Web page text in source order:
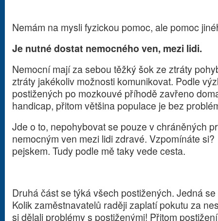
Nemám na mysli fyzickou pomoc, ale pomoc
Je nutné dostat nemocného ven, mezi lidi.
Nemocní mají za sebou těžký šok ze ztráty
ztráty jakékoliv možnosti komunikovat. Podle
postižených po mozkouvé příhodě zavřeno
handicap, přitom většina populace je bez
Jde o to, nepohybovat se pouze v chráněných
nemocným ven mezi lidi zdravé. Vzpomínáte
pejskem. Tudy podle mě taky vede cesta.
Druhá část se týká všech postižených. Jedná
Kolik zaměstnavatelů raději zaplatí pokutu za
si dělali problémy s postiženými! Přitom